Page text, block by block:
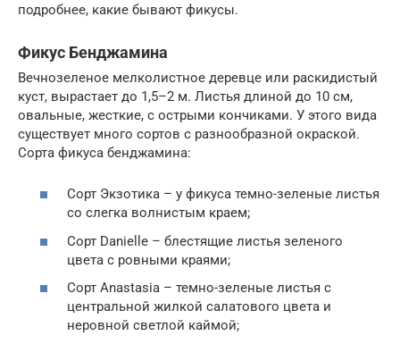
подробнее, какие бывают фикусы.
Фикус Бенджамина
Вечнозеленое мелколистное деревце или раскидистый
куст, вырастает до 1,5–2 м. Листья длиной до 10 см,
овальные, жесткие, с острыми кончиками. У этого вида
существует много сортов с разнообразной окраской.
Сорта фикуса бенджамина:
Сорт Экзотика – у фикуса темно-зеленые листья
со слегка волнистым краем;
Сорт Danielle – блестящие листья зеленого
цвета с ровными краями;
Сорт Anastasia – темно-зеленые листья с
центральной жилкой салатового цвета и
неровной светлой каймой;